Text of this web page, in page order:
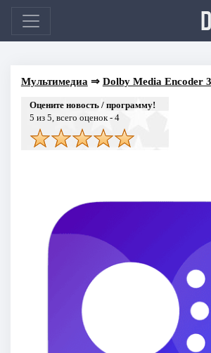
Мультимедиа ⇒ Dolby Media Encoder
Оцените новость / программу!
5 из 5, всего оценок - 4